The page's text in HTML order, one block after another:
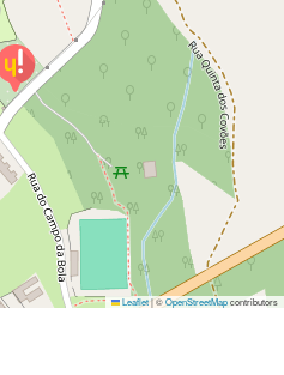
Leaflet|©OpenStreetMapcontributors